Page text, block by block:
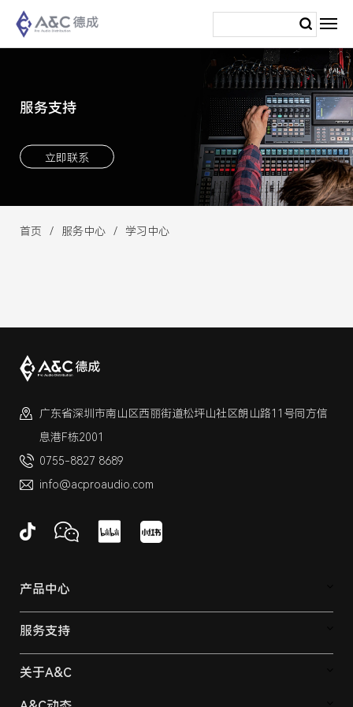
服务支持
立即联系
首页 服务中心 学习中心
广东省深圳市南山区西丽街道松坪山社区朗山路11号同方信
息港F栋2001
0755-8827 8689
info@acproaudio.com
产品中心
服务支持
关于A&C